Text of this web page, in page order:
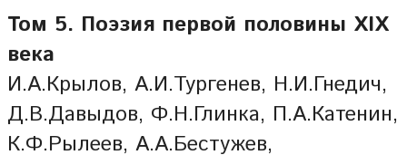
Том 5. Поэзия первой половины XIX
века
И.А.Крылов, А.И.Тургенев, Н.И.Гнедич,
Д.В.Давыдов, Ф.Н.Глинка, П.А.Катенин,
К.Ф.Рылеев, А.А.Бестужев,